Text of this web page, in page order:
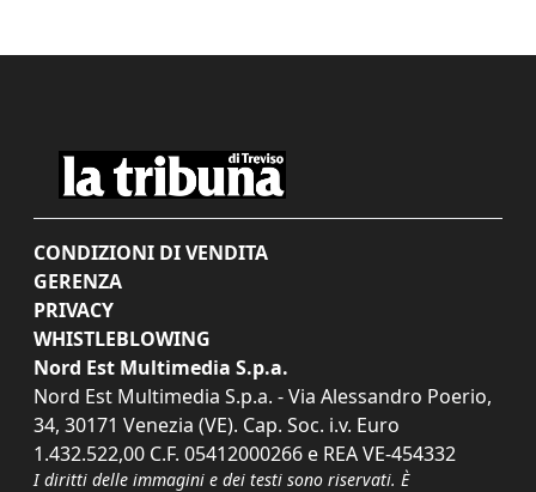
CONDIZIONI DI VENDITA
GERENZA
PRIVACY
WHISTLEBLOWING
Nord Est Multimedia S.p.a.
Nord Est Multimedia S.p.a. - Via Alessandro Poerio,
34, 30171 Venezia (VE). Cap. Soc. i.v. Euro
1.432.522,00 C.F. 05412000266 e REA VE-454332
I diritti delle immagini e dei testi sono riservati. È